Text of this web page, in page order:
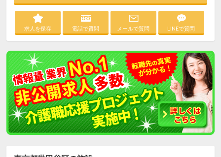
求人を保存 電話で質問 メールで質問 LINEで質問